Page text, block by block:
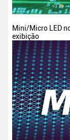
Mini/Micro LED
exibição